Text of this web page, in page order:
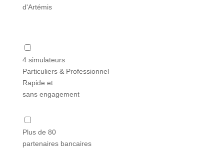
d'Artémis
4 simulateurs
Particuliers & Professionnel
Rapide et
sans engagement
Plus de 80
partenaires bancaires